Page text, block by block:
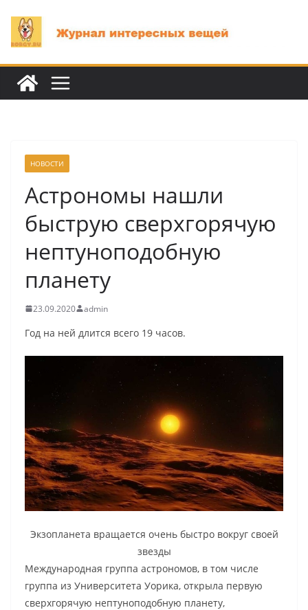
содержимому
НОВОСТИ
Астрономы нашли
быструю сверхгорячую
нептуноподобную
планету
23.09.2020 admin
Год на ней длится всего 19 часов.
Экзопланета вращается очень быстро вокруг своей
звезды
Международная группа астрономов, в том числе
группа из Университета Уорика, открыла первую
сверхгорячую нептуноподобную планету,